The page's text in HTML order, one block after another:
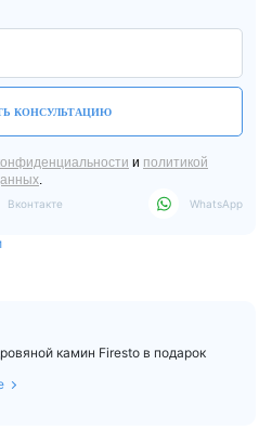
КОНСУЛЬТАЦИЮ
и политикой
.
Вконтакте WhatsApp
камин Firesto в подарок